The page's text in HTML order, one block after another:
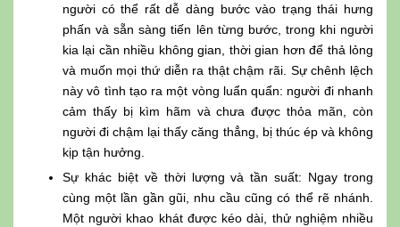
người có thể rất dễ dàng bước vào trạng thái hưng
phấn và sẵn sàng tiến lên từng bước, trong khi người
kia lại cần nhiều không gian, thời gian hơn để thả lỏng
và muốn mọi thứ diễn ra thật chậm rãi. Sự chênh lệch
này vô tình tạo ra một vòng luẩn quẩn: người đi nhanh
cảm thấy bị kìm hãm và chưa được thỏa mãn, còn
người đi chậm lại thấy căng thẳng, bị thúc ép và không
kịp tận hưởng.
Sự khác biệt về thời lượng và tần suất: Ngay trong
cùng một lần gần gũi, nhu cầu cũng có thể rẽ nhánh.
Một người khao khát được kéo dài, thử nghiệm nhiều